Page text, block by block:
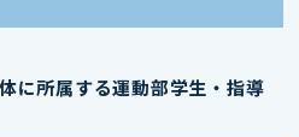
に所属する運動部学生・指導